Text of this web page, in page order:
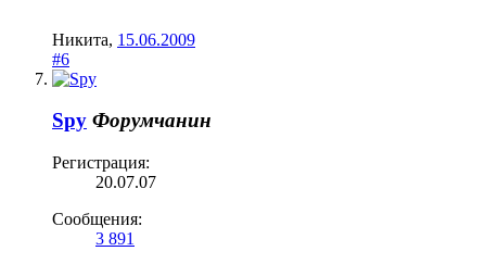
Никита, 15.06.2009
#6
Spy Форумчанин
Регистрация:
20.07.07
Сообщения:
3 891